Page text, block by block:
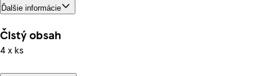
Ďalšie informácie
Čistý obsah
4 x ks